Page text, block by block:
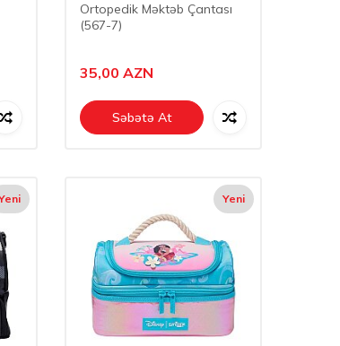
Ortopedik Məktəb Çantası
(567-7)
35,00 AZN
Səbətə At
Yeni